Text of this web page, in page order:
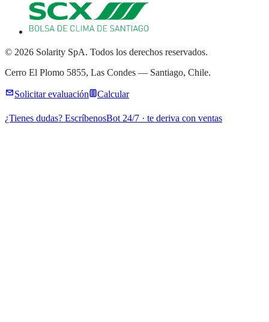
© 2026 Solarity SpA. Todos los derechos reservados.
Cerro El Plomo 5855, Las Condes — Santiago, Chile.
Solicitar evaluación Calcular
¿Tienes dudas? EscríbenosBot 24/7 · te deriva con ventas